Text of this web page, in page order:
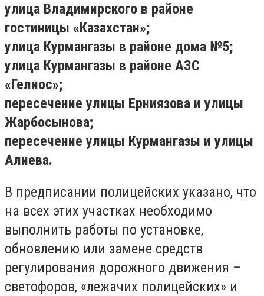
улица Владимирского в районе
гостиницы «Казахстан»;
улица Курмангазы в районе дома №5;
улица Курмангазы в районе АЗС
«Гелиос»;
пересечение улицы Ерниязова и улицы
Жарбосынова;
пересечение улицы Курмангазы и улицы
Алиева.
В предписании полицейских указано, что
на всех этих участках необходимо
выполнить работы по установке,
обновлению или замене средств
регулирования дорожного движения –
светофоров, «лежачих полицейских» и